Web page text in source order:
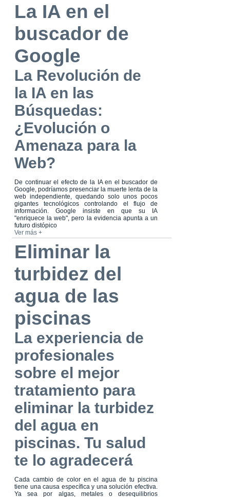
La IA en el
buscador de
Google
La Revolución de
la IA en las
Búsquedas:
¿Evolución o
Amenaza para la
Web?
De continuar el efecto de la IA en el buscador de
Google, podríamos presenciar la muerte lenta de la
web independiente, quedando solo unos pocos
gigantes tecnológicos controlando el flujo de
información. Google insiste en que su IA
"enriquece la web", pero la evidencia apunta a un
futuro distópico
Ver más +
Eliminar la
turbidez del
agua de las
piscinas
La experiencia de
profesionales
sobre el mejor
tratamiento para
eliminar la turbidez
del agua en
piscinas. Tu salud
te lo agradecerá
Cada cambio de color en el agua de tu piscina
tiene una causa específica y una solución efectiva.
Ya sea por algas, metales o desequilibrios